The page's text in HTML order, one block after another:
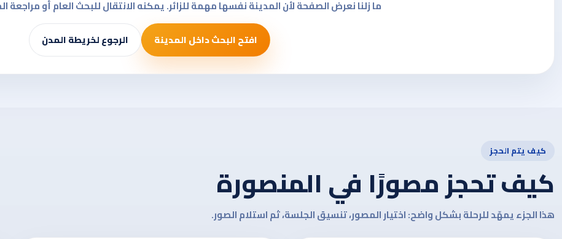
ما زلنا نعرض الصفحة لأن المدينة نفسها مهمة للزائر. يمكنه الانتقال للبحث العام أو مراجعة
افتح البحث داخل المدينة الرجوع لخريطة المدن
كيف يتم الحجز
كيف تحجز مصورًا في المنصورة
هذا الجزء يمهّد للرحلة بشكل واضح: اختيار المصور، تنسيق الجلسة، ثم استلام الصور.